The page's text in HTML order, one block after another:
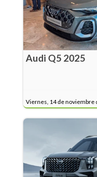
Audi Q5 2025
Viernes, 14 de noviembre